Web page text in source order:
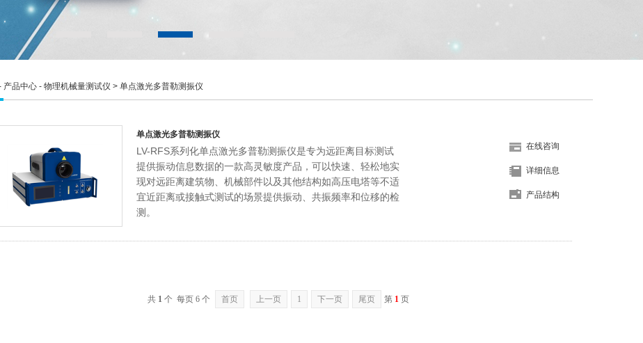
产品中心 - 物理机械量测试仪 > 单点激光多普勒测振仪
单点激光多普勒测振仪
LV-RFS系列化单点激光多普勒测振仪是专为远距离目标测试
提供振动信息数据的一款高灵敏度产品，可以快速、轻松地实
现对远距离建筑物、机械部件以及其他结构如高压电塔等不适
宜近距离或接触式测试的场景提供振动、共振频率和位移的检
测。
在线咨询
详细信息
产品结构
共 1个 每页 6 个 首页 上一页 1 下一页 尾页 第 1页